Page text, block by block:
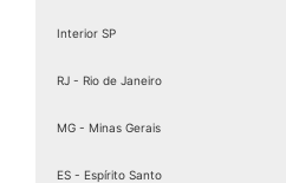
Interior SP
RJ - Rio de Janeiro
MG - Minas Gerais
ES - Espírito Santo